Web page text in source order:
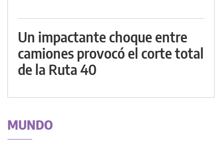
Un impactante choque entre
camiones provocó el corte total
de la Ruta 40
MUNDO